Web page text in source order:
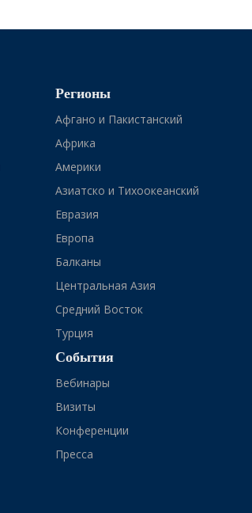
Регионы
Афгано и Пакистанский
Африка
Америки
Азиатско и Тихоокеанский
Евразия
Европа
Балканы
Центральная Азия
Средний Восток
Турция
События
Вебинары
Визиты
Конференции
Пресса